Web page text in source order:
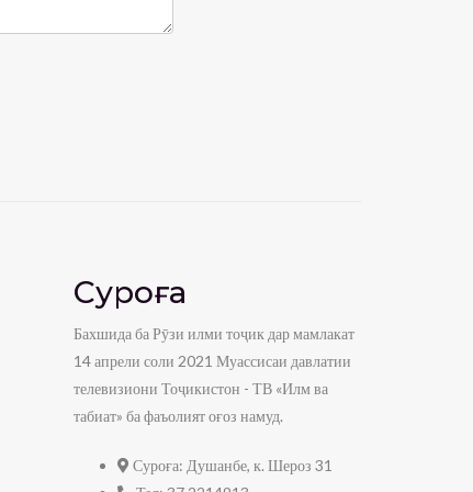
Суроға
Бахшида ба Рӯзи илми тоҷик дар мамлакат
14 апрели соли 2021 Муассисаи давлатии
телевизиони Тоҷикистон - ТВ «Илм ва
табиат» ба фаъолият оғоз намуд.
Суроға: Душанбе, к. Шероз 31